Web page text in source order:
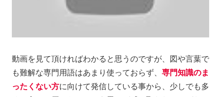
動画を見て頂ければわかると思うのですが、図や言葉で
も難解な専門用語はあまり使っておらず、 専門知識のま
ったくない方に向けて発信している事から、少しでも多